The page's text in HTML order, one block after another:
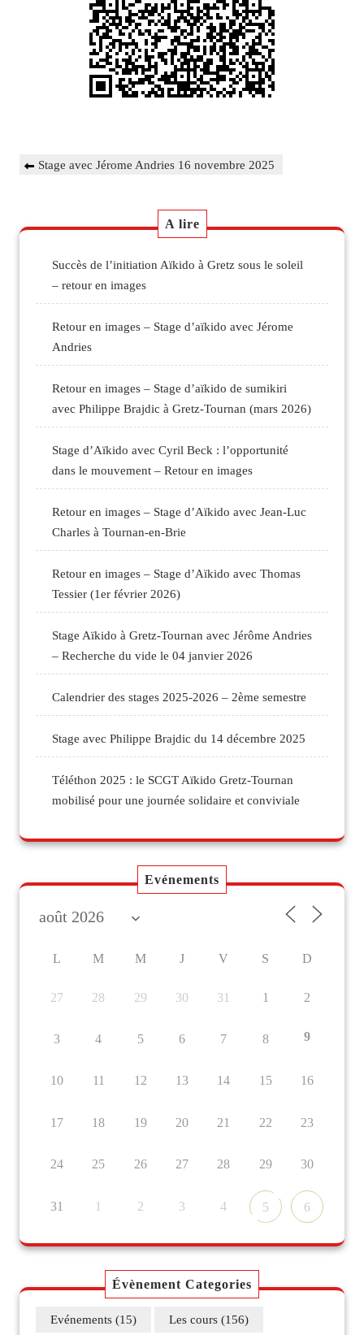
de
Previous
Stage avec Jérome Andries 16 novembre 2025
A lire
Succès de l’initiation Aïkido à Gretz sous le soleil
– retour en images
Retour en images – Stage d’aïkido avec Jérome
Andries
Retour en images – Stage d’aïkido de sumikiri
avec Philippe Brajdic à Gretz-Tournan (mars 2026)
Stage d’Aïkido avec Cyril Beck : l’opportunité
dans le mouvement – Retour en images
Retour en images – Stage d’Aïkido avec Jean-Luc
Charles à Tournan-en-Brie
Retour en images – Stage d’Aïkido avec Thomas
Tessier (1er février 2026)
Stage Aïkido à Gretz-Tournan avec Jérôme Andries
– Recherche du vide le 04 janvier 2026
Calendrier des stages 2025-2026 – 2ème semestre
Stage avec Philippe Brajdic du 14 décembre 2025
Téléthon 2025 : le SCGT Aïkido Gretz-Tournan
mobilisé pour une journée solidaire et conviviale
Evénements
L M M J V S D
27 28 29 30 31 1 2
3 4 5 6 7 8 9
10 11 12 13 14 15 16
17 18 19 20 21 22 23
24 25 26 27 28 29 30
31 1 2 3 4 5 6
Évènement Categories
Evénements (15) Les cours (156)